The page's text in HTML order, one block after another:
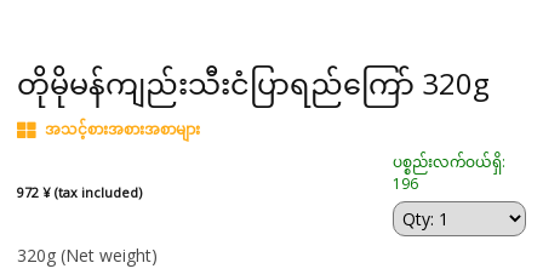
တိုမိုမန်ကျည်းသီးငံပြာရည်ကြော် 320g
အသင့်စားအစားအစာများ
972 ¥ (tax included)
ပစ္စည်းလက်ဝယ်ရှိ:
196
320g (Net weight)